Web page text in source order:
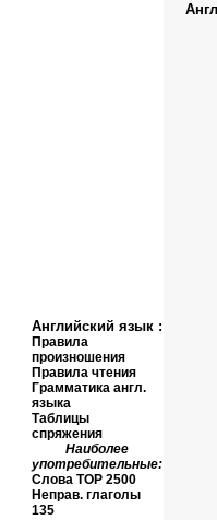
Английский язык :
Правила
произношения
Правила чтения
Грамматика англ.
языка
Таблицы
спряжения
Наиболее
употребительные:
Слова TOP 2500
Неправ. глаголы
135